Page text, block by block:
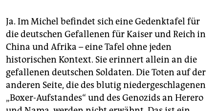
Ja. Im Michel befindet sich eine Gedenktafel für
die deutschen Gefallenen für Kaiser und Reich in
China und Afrika – eine Tafel ohne jeden
historischen Kontext. Sie erinnert allein an die
gefallenen deutschen Soldaten. Die Toten auf der
anderen Seite, die des blutig niedergeschlagenen
„Boxer-Aufstandes“ und des Genozids an Herero